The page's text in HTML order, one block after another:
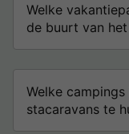
Welke
de buurt van
Welke campings
stacaravans te